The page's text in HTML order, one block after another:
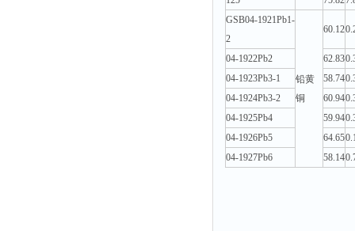
GSB04-1921Pb1-
2
铅黄
铜
60.12
04-1922Pb2 62.83
04-1923Pb3-1
58.74
04-1924Pb3-2
60.94
04-1925Pb4
59.94
04-1926Pb5
64.65
04-1927Pb6
58.14